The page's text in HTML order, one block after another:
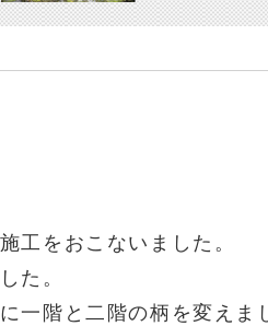
工をおこないました。
た。
一階と二階の柄を変えま